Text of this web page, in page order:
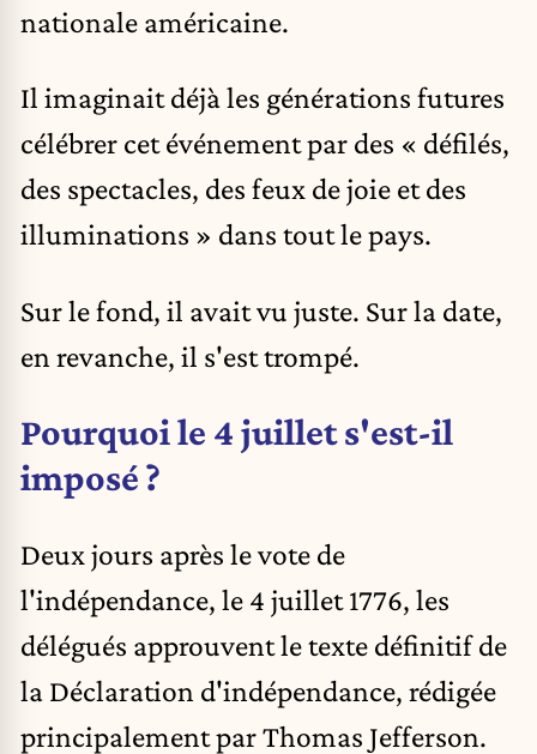
nationale américaine.
Il imaginait déjà les générations futures
célébrer cet événement par des « défilés,
des spectacles, des feux de joie et des
illuminations » dans tout le pays.
Sur le fond, il avait vu juste. Sur la date,
en revanche, il s'est trompé.
Pourquoi le 4 juillet s'est-il
imposé ?
Deux jours après le vote de
l'indépendance, le 4 juillet 1776, les
délégués approuvent le texte définitif de
la Déclaration d'indépendance, rédigée
principalement par Thomas Jefferson.